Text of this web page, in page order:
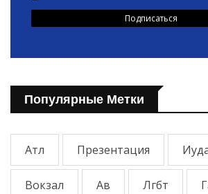
Популярные Метки
Атл Презентация
Вокзал Ав Лгбт